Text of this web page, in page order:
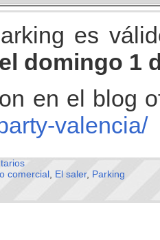
es
domingo 1
en el blog
valencia/
comercial El saler, Parking